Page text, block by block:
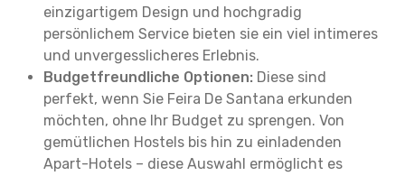
einzigartigem Design und hochgradig
persönlichem Service bieten sie ein viel intimeres
und unvergesslicheres Erlebnis.
Budgetfreundliche Optionen: Diese sind
perfekt, wenn Sie Feira De Santana erkunden
möchten, ohne Ihr Budget zu sprengen. Von
gemütlichen Hostels bis hin zu einladenden
Apart-Hotels – diese Auswahl ermöglicht es